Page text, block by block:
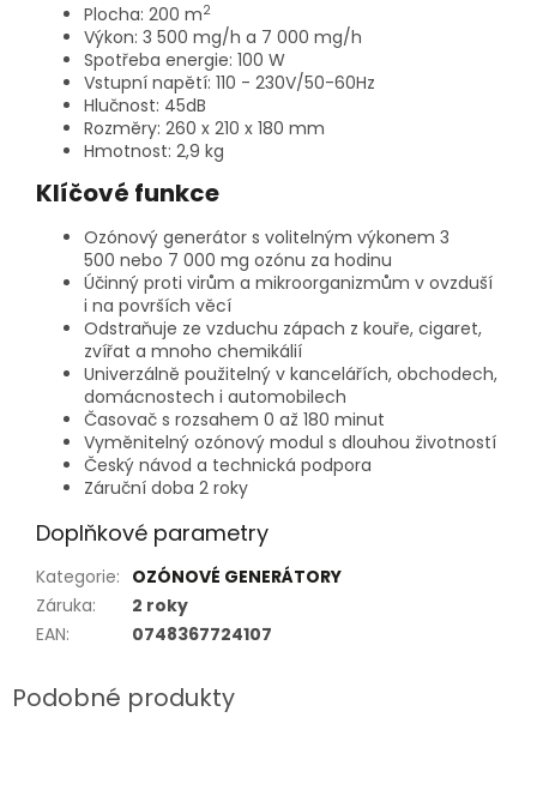
Plocha: 200 m2
Výkon: 3 500 mg/h a 7 000 mg/h
Spotřeba energie: 100 W
Vstupní napětí: 110 - 230V/50-60Hz
Hlučnost: 45dB
Rozměry: 260 x 210 x 180 mm
Hmotnost: 2,9 kg
Klíčové funkce
Ozónový generátor s volitelným výkonem 3
500 nebo 7 000 mg ozónu za hodinu
Účinný proti virům a mikroorganizmům v ovzduší
i na površích věcí
Odstraňuje ze vzduchu zápach z kouře, cigaret,
zvířat a mnoho chemikálií
Univerzálně použitelný v kancelářích, obchodech,
domácnostech i automobilech
Časovač s rozsahem 0 až 180 minut
Vyměnitelný ozónový modul s dlouhou životností
Český návod a technická podpora
Záruční doba 2 roky
Doplňkové parametry
Kategorie: OZÓNOVÉ GENERÁTORY
Záruka:
2 roky
EAN: 0748367724107